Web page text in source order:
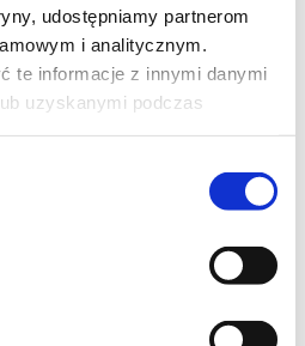
udostępniamy partnerom
i analitycznym.
te informacje z innymi danymi
uzyskanymi podczas
transmisji na żywo nagle
obcym języku. Zaczynają się
pozaziemskimi.Analityk ds.
która choć nie wie jak to
przetłumaczyć go na angielski.